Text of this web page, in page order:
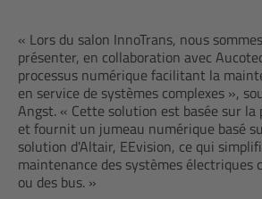
« Lors du salon InnoTrans, nous
présenter, en collaboration avec
processus numérique facilitant la
en service de systèmes complexes »,
Angst. « Cette solution est basée sur
et fournit un jumeau numérique basé
solution d'Altair, EEvision, ce qui
maintenance des systèmes électriques
ou des bus. »